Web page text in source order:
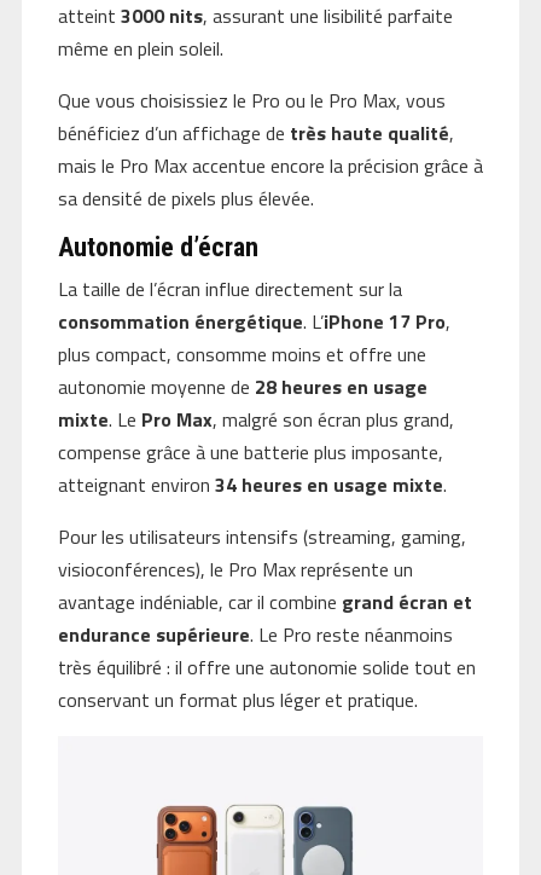
atteint 3000 nits, assurant une lisibilité parfaite
même en plein soleil.
Que vous choisissiez le Pro ou le Pro Max, vous
bénéficiez d’un affichage de très haute qualité,
mais le Pro Max accentue encore la précision grâce à
sa densité de pixels plus élevée.
Autonomie d’écran
La taille de l’écran influe directement sur la
consommation énergétique. L’iPhone 17 Pro,
plus compact, consomme moins et offre une
autonomie moyenne de 28 heures en usage
mixte. Le Pro Max, malgré son écran plus grand,
compense grâce à une batterie plus imposante,
atteignant environ 34 heures en usage mixte.
Pour les utilisateurs intensifs (streaming, gaming,
visioconférences), le Pro Max représente un
avantage indéniable, car il combine grand écran et
endurance supérieure. Le Pro reste néanmoins
très équilibré : il offre une autonomie solide tout en
conservant un format plus léger et pratique.